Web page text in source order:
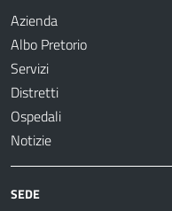
Azienda
Albo Pretorio
Servizi
Distretti
Ospedali
Notizie
SEDE